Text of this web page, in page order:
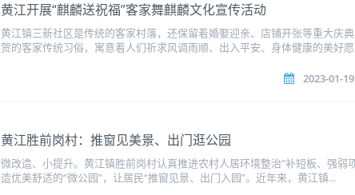
黄江开展“麒麟送祝福”客家舞麒麟文化宣传活动
黄江镇三新社区是传统的客家村落，还保留着婚娶迎亲、店铺开张等重大庆
贺的客家传统习俗，寓意着人们祈求风调雨顺、出入平安、身体健康的美好
2023-01-
黄江胜前岗村：推窗见美景、出门逛公园
微改造、小提升。黄江镇胜前岗村认真推进农村人居环境整治“补短板、强弱
造优美舒适的“微公园”，让居民“推窗见景、出门入园”。近年来，黄江镇...